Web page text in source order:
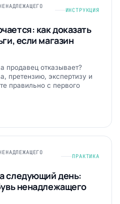
ИНСТРУКЦИЯ
как доказать
если магазин
продавец отказывает?
претензию, экспертизу и
правильно с первого
ПРАКТИКА
следующий день:
ненадлежащего